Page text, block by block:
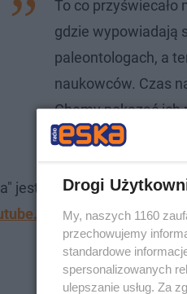
To co
gdzie wypowiadają
paleontologach, a
naukowców. Czas
Chemy pokazać
Szymon Górnicki.
jest już montowany. Ma
Drogi
My, naszych 1160
przechowujemy
standardowe
spersonalizowanych
ulepszanie usług. Za